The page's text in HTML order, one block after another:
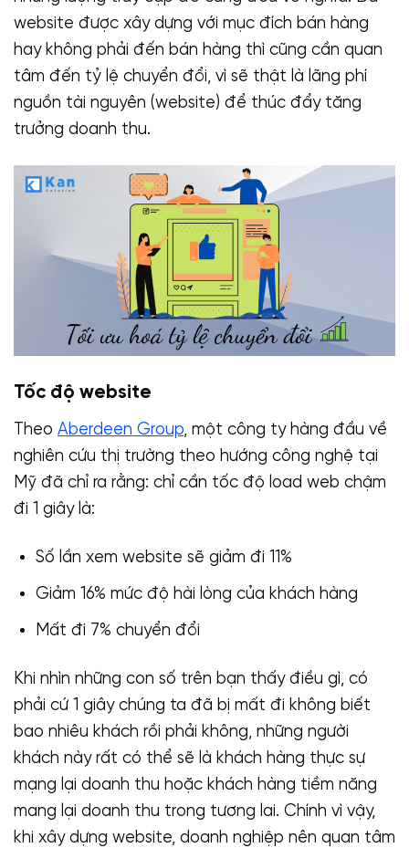
website được xây dựng với mục đích bán hàng
hay không phải đến bán hàng thì cũng cần quan
tâm đến tỷ lệ chuyển đổi, vì sẽ thật là lãng phí
nguồn tài nguyên (website) để thúc đẩy tăng
trưởng doanh thu.
Tốc độ website
Theo Aberdeen Group, một công ty hàng đầu về
nghiên cứu thị trường theo hướng công nghệ tại
Mỹ đã chỉ ra rằng: chỉ cần tốc độ load web chậm
đi 1 giây là:
Số lần xem website sẽ giảm đi 11%
Giảm 16% mức độ hài lòng của khách hàng
Mất đi 7% chuyển đổi
Khi nhìn những con số trên bạn thấy điều gì, có
phải cứ 1 giây chúng ta đã bị mất đi không biết
bao nhiêu khách rồi phải không, những người
khách này rất có thể sẽ là khách hàng thực sự
mạng lại doanh thu hoặc khách hàng tiềm năng
mang lại doanh thu trong tương lai. Chính vì vậy,
khi xây dựng website, doanh nghiệp nên quan tâm